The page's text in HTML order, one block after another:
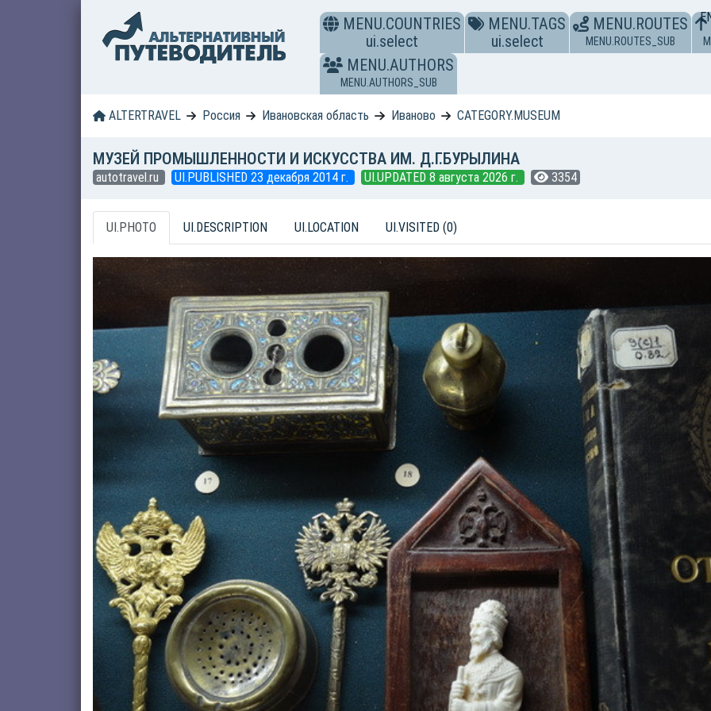
MENU.COUNTRIES
ui.select
MENU.TAGS
ui.select
MENU.ROUTES
MENU.ROUTES_SUB
MENU.AUTHORS
MENU.AUTHORS_SUB
ALTERTRAVEL Россия Ивановская область Иваново CATEGORY.MUSEUM
МУЗЕЙ ПРОМЫШЛЕННОСТИ И ИСКУССТВА ИМ. Д.Г.БУРЫЛИНА
autotravel.ru UI.PUBLISHED 23 декабря 2014 г. UI.UPDATED 8 августа 2026 г. 3354
UI.PHOTO UI.DESCRIPTION UI.LOCATION UI.VISITED (0)